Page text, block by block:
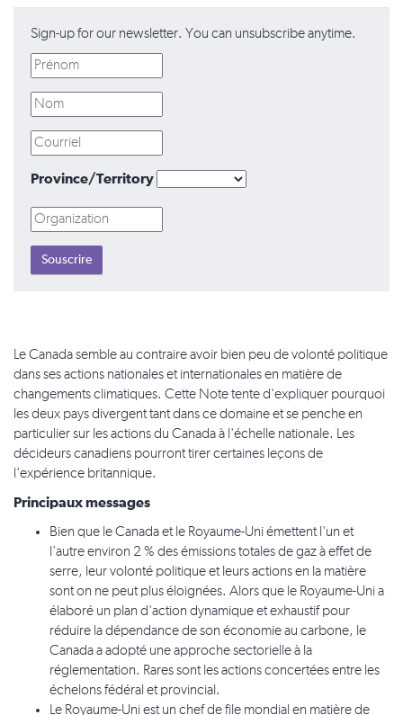
Sign-up for our newsletter. You can unsubscribe anytime.
Province/Territory
Le Canada semble au contraire avoir bien peu de volonté politique
dans ses actions nationales et internationales en matière de
changements climatiques. Cette Note tente d'expliquer pourquoi
les deux pays divergent tant dans ce domaine et se penche en
particulier sur les actions du Canada à l'échelle nationale. Les
décideurs canadiens pourront tirer certaines leçons de
l'expérience britannique.
Principaux messages
Bien que le Canada et le Royaume-Uni émettent l'un et
l'autre environ 2 % des émissions totales de gaz à effet de
serre, leur volonté politique et leurs actions en la matière
sont on ne peut plus éloignées. Alors que le Royaume-Uni a
élaboré un plan d'action dynamique et exhaustif pour
réduire la dépendance de son économie au carbone, le
Canada a adopté une approche sectorielle à la
réglementation. Rares sont les actions concertées entre les
échelons fédéral et provincial.
Le Royaume-Uni est un chef de file mondial en matière de